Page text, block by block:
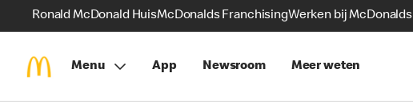
Ronald McDonald HuisMcDonalds FranchisingWerken bij McDonalds
Menu App Newsroom Meer weten